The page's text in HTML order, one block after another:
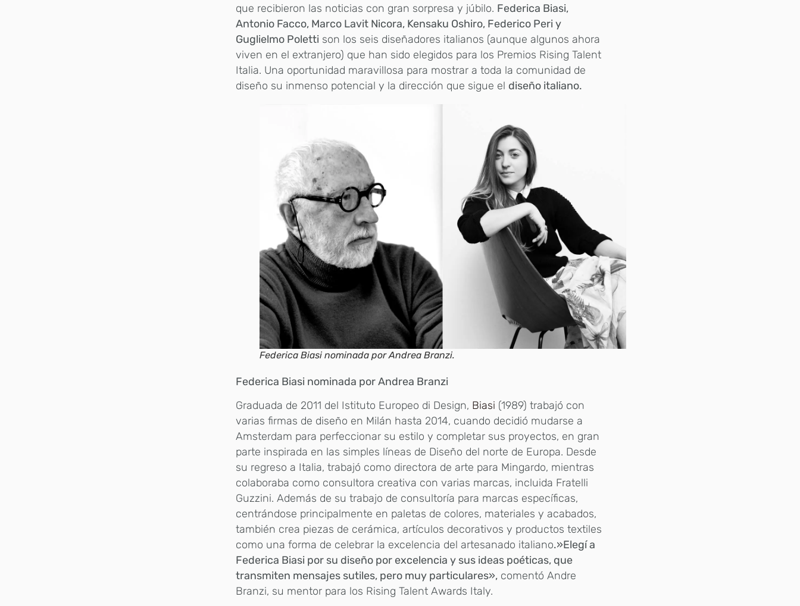
que recibieron las noticias con gran sorpresa y júbilo. Federica Biasi,
Antonio Facco, Marco Lavit Nicora, Kensaku Oshiro, Federico Peri y
Guglielmo Poletti son los seis diseñadores italianos (aunque algunos ahora
viven en el extranjero) que han sido elegidos para los Premios Rising Talent
Italia. Una oportunidad maravillosa para mostrar a toda la comunidad de
diseño su inmenso potencial y la dirección que sigue el diseño italiano.
Federica Biasi nominada por Andrea Branzi.
Federica Biasi nominada por Andrea Branzi
Graduada de 2011 del Istituto Europeo di Design, Biasi (1989) trabajó con
varias firmas de diseño en Milán hasta 2014, cuando decidió mudarse a
Amsterdam para perfeccionar su estilo y completar sus proyectos, en gran
parte inspirada en las simples líneas de Diseño del norte de Europa. Desde
su regreso a Italia, trabajó como directora de arte para Mingardo, mientras
colaboraba como consultora creativa con varias marcas, incluida Fratelli
Guzzini. Además de su trabajo de consultoría para marcas específicas,
centrándose principalmente en paletas de colores, materiales y acabados,
también crea piezas de cerámica, artículos decorativos y productos textiles
como una forma de celebrar la excelencia del artesanado italiano.»Elegí a
Federica Biasi por su diseño por excelencia y sus ideas poéticas, que
transmiten mensajes sutiles, pero muy particulares», comentó Andre
Branzi, su mentor para los Rising Talent Awards Italy.